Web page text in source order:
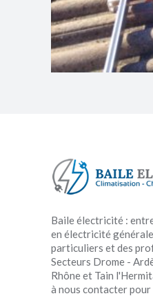
Baile électricité :
en électricité
particuliers et des
Secteurs Drome -
Rhône et Tain
à nous contacter